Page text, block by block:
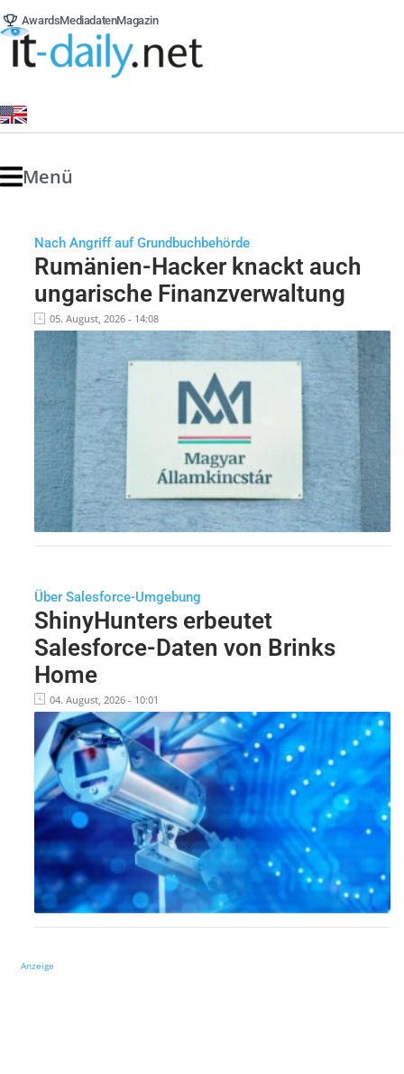
AwardsMediadatenMagazin
Menü
Nach Angriff auf Grundbuchbehörde
Rumänien-Hacker knackt auch
ungarische Finanzverwaltung
05. August, 2026 - 14:08
Über Salesforce-Umgebung
ShinyHunters erbeutet
Salesforce-Daten von Brinks
Home
04. August, 2026 - 10:01
Anzeige